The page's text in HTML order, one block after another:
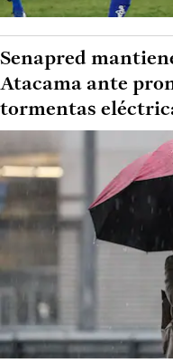
Senapred
Atacama ante
tormentas